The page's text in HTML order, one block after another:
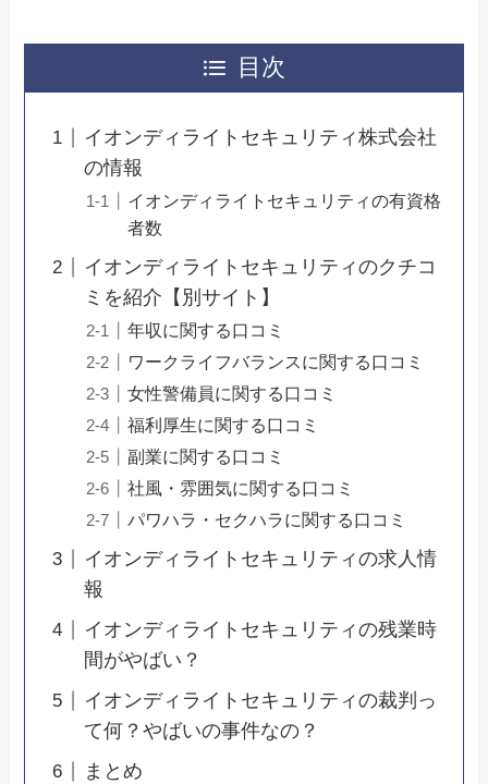
目次
イオンディライトセキュリティ株式会社
の情報
イオンディライトセキュリティの有資格
者数
イオンディライトセキュリティのクチコ
ミを紹介【別サイト】
年収に関する口コミ
ワークライフバランスに関する口コミ
女性警備員に関する口コミ
福利厚生に関する口コミ
副業に関する口コミ
社風・雰囲気に関する口コミ
パワハラ・セクハラに関する口コミ
イオンディライトセキュリティの求人情
報
イオンディライトセキュリティの残業時
間がやばい？
イオンディライトセキュリティの裁判っ
て何？やばいの事件なの？
まとめ